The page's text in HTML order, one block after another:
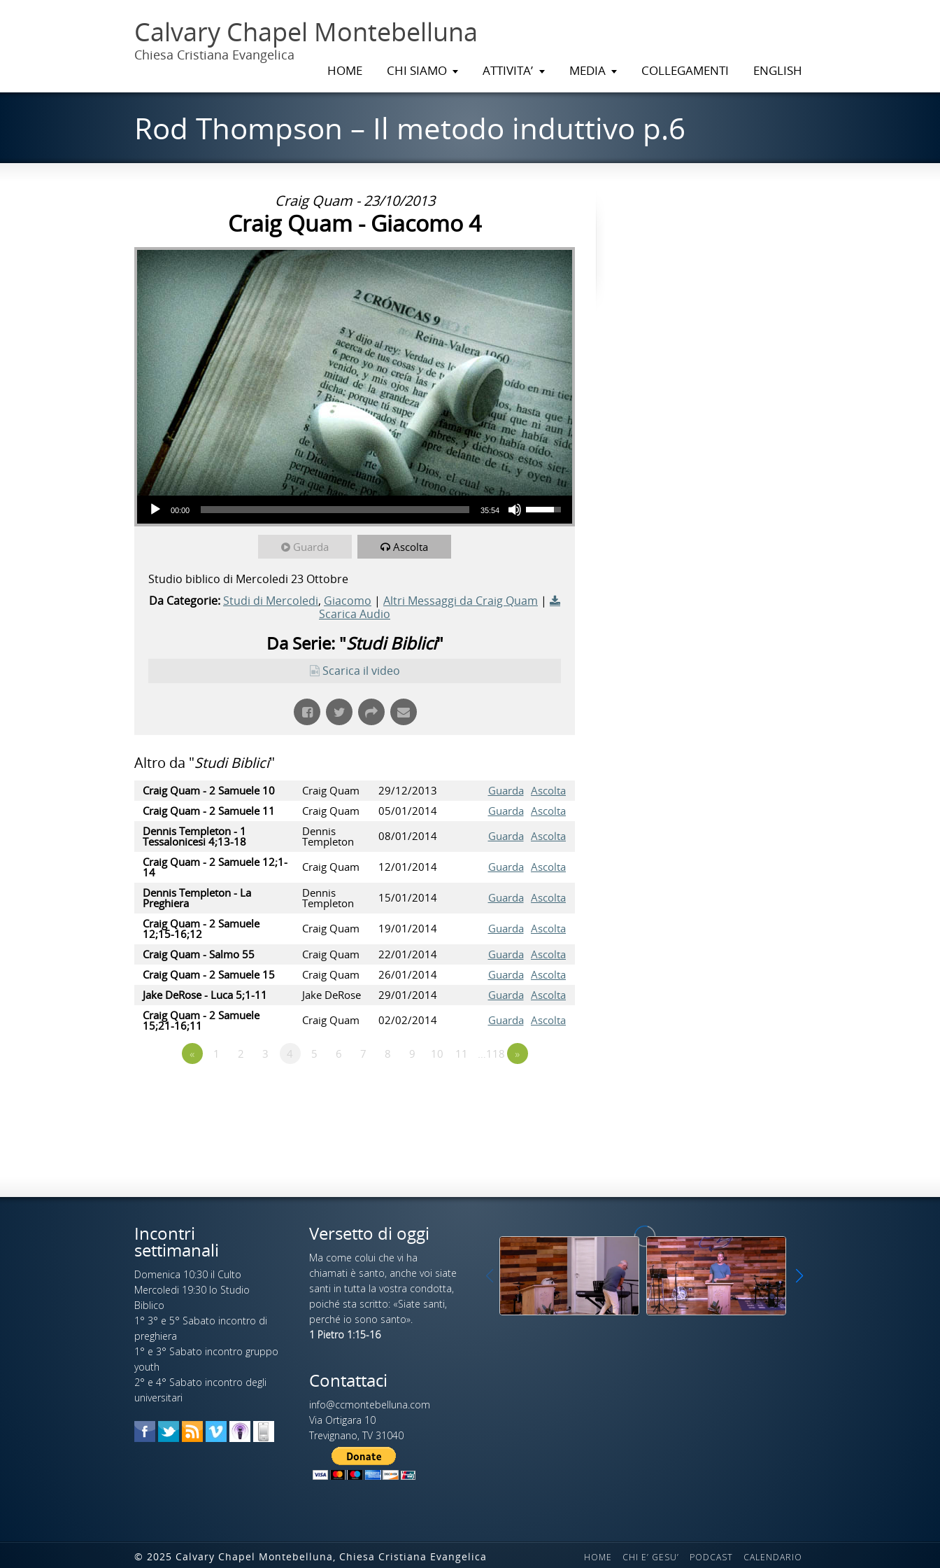
Calvary Chapel Montebelluna
Chiesa Cristiana Evangelica
HOME CHI SIAMO ATTIVITA’ MEDIA COLLEGAMENTI ENGLISH
Rod Thompson – Il metodo induttivo p.6
Craig Quam - 23/10/2013
Craig Quam - Giacomo 4
Audio Player
00:00 35:54
Usa i tasti freccia su/giù per aumentare o diminuire il volume.
Guarda Ascolta
Studio biblico di Mercoledi 23 Ottobre
Da Categorie: Studi di Mercoledi, Giacomo | Altri Messaggi da Craig Quam |
Scarica Audio
Da Serie: "Studi Biblici"
Scarica il video
Altro da "Studi Biblici"
Craig Quam - 2 Samuele 10 Craig Quam 29/12/2013 Guarda Ascolta
Craig Quam - 2 Samuele 11
Craig Quam 05/01/2014 Guarda Ascolta
Dennis Templeton - 1
Tessalonicesi 4;13-18
Dennis
Templeton 08/01/2014 Guarda Ascolta
Craig Quam - 2 Samuele 12;1-
14 Craig Quam 12/01/2014 Guarda Ascolta
Dennis Templeton - La
Preghiera
Dennis
Templeton 15/01/2014 Guarda Ascolta
Craig Quam - 2 Samuele
12;15-16;12 Craig Quam 19/01/2014 Guarda Ascolta
Craig Quam - Salmo 55
Craig Quam 22/01/2014 Guarda Ascolta
Craig Quam - 2 Samuele 15
Craig Quam 26/01/2014 Guarda Ascolta
Jake DeRose - Luca 5;1-11
Jake DeRose 29/01/2014 Guarda Ascolta
Craig Quam - 2 Samuele
15;21-16;11 Craig Quam 02/02/2014 Guarda Ascolta
« 1 2 3 4 5 6 7 8 9 10 11 …118 »
Incontri
settimanali
Domenica 10:30 il Culto
Mercoledi 19:30 lo Studio
Biblico
1° 3° e 5° Sabato incontro di
preghiera
1° e 3° Sabato incontro gruppo
youth
2° e 4° Sabato incontro degli
universitari
Versetto di oggi
Ma come colui che vi ha
chiamati è santo, anche voi siate
santi in tutta la vostra condotta,
poiché sta scritto: «Siate santi,
perché io sono santo».
1 Pietro 1:15-16
Contattaci
info@ccmontebelluna.com
Via Ortigara 10
Trevignano, TV 31040
HOME CHI E’ GESU’ PODCAST CALENDARIO
© 2025 Calvary Chapel Montebelluna, Chiesa Cristiana Evangelica